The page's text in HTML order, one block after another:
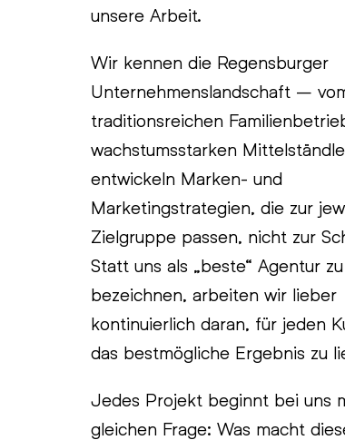
unsere Arbeit.
Wir kennen die Regensburger
Unternehmenslandschaft –
traditionsreichen
wachstumsstarken
entwickeln Marken- und
Marketingstrategien, die zur
Zielgruppe passen, nicht zur
Statt uns als „beste“ Agentur zu
bezeichnen, arbeiten wir lieber
kontinuierlich daran, für jeden
das bestmögliche Ergebnis zu
Jedes Projekt beginnt bei uns
gleichen Frage: Was macht